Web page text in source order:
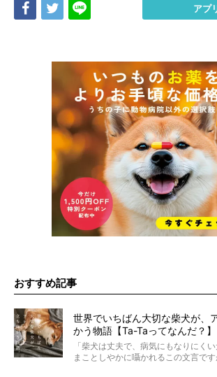
Share Tweet アプ
おすすめ記事
世界でいちばん大切な柴犬が、
かう物語【Ta-Taってなんだ？】
「柴犬は丈夫で、病気にもなりにくい
まことしやかに囁かれるこの文言で